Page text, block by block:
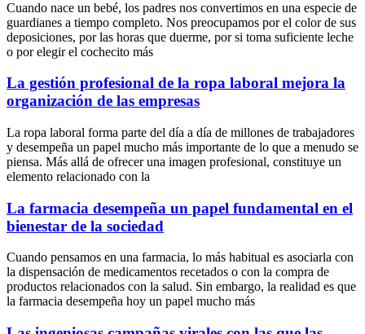
Cuando nace un bebé, los padres nos convertimos en una especie de
guardianes a tiempo completo. Nos preocupamos por el color de sus
deposiciones, por las horas que duerme, por si toma suficiente leche
o por elegir el cochecito más
La gestión profesional de la ropa laboral mejora la
organización de las empresas
La ropa laboral forma parte del día a día de millones de trabajadores
y desempeña un papel mucho más importante de lo que a menudo se
piensa. Más allá de ofrecer una imagen profesional, constituye un
elemento relacionado con la
La farmacia desempeña un papel fundamental en el
bienestar de la sociedad
Cuando pensamos en una farmacia, lo más habitual es asociarla con
la dispensación de medicamentos recetados o con la compra de
productos relacionados con la salud. Sin embargo, la realidad es que
la farmacia desempeña hoy un papel mucho más